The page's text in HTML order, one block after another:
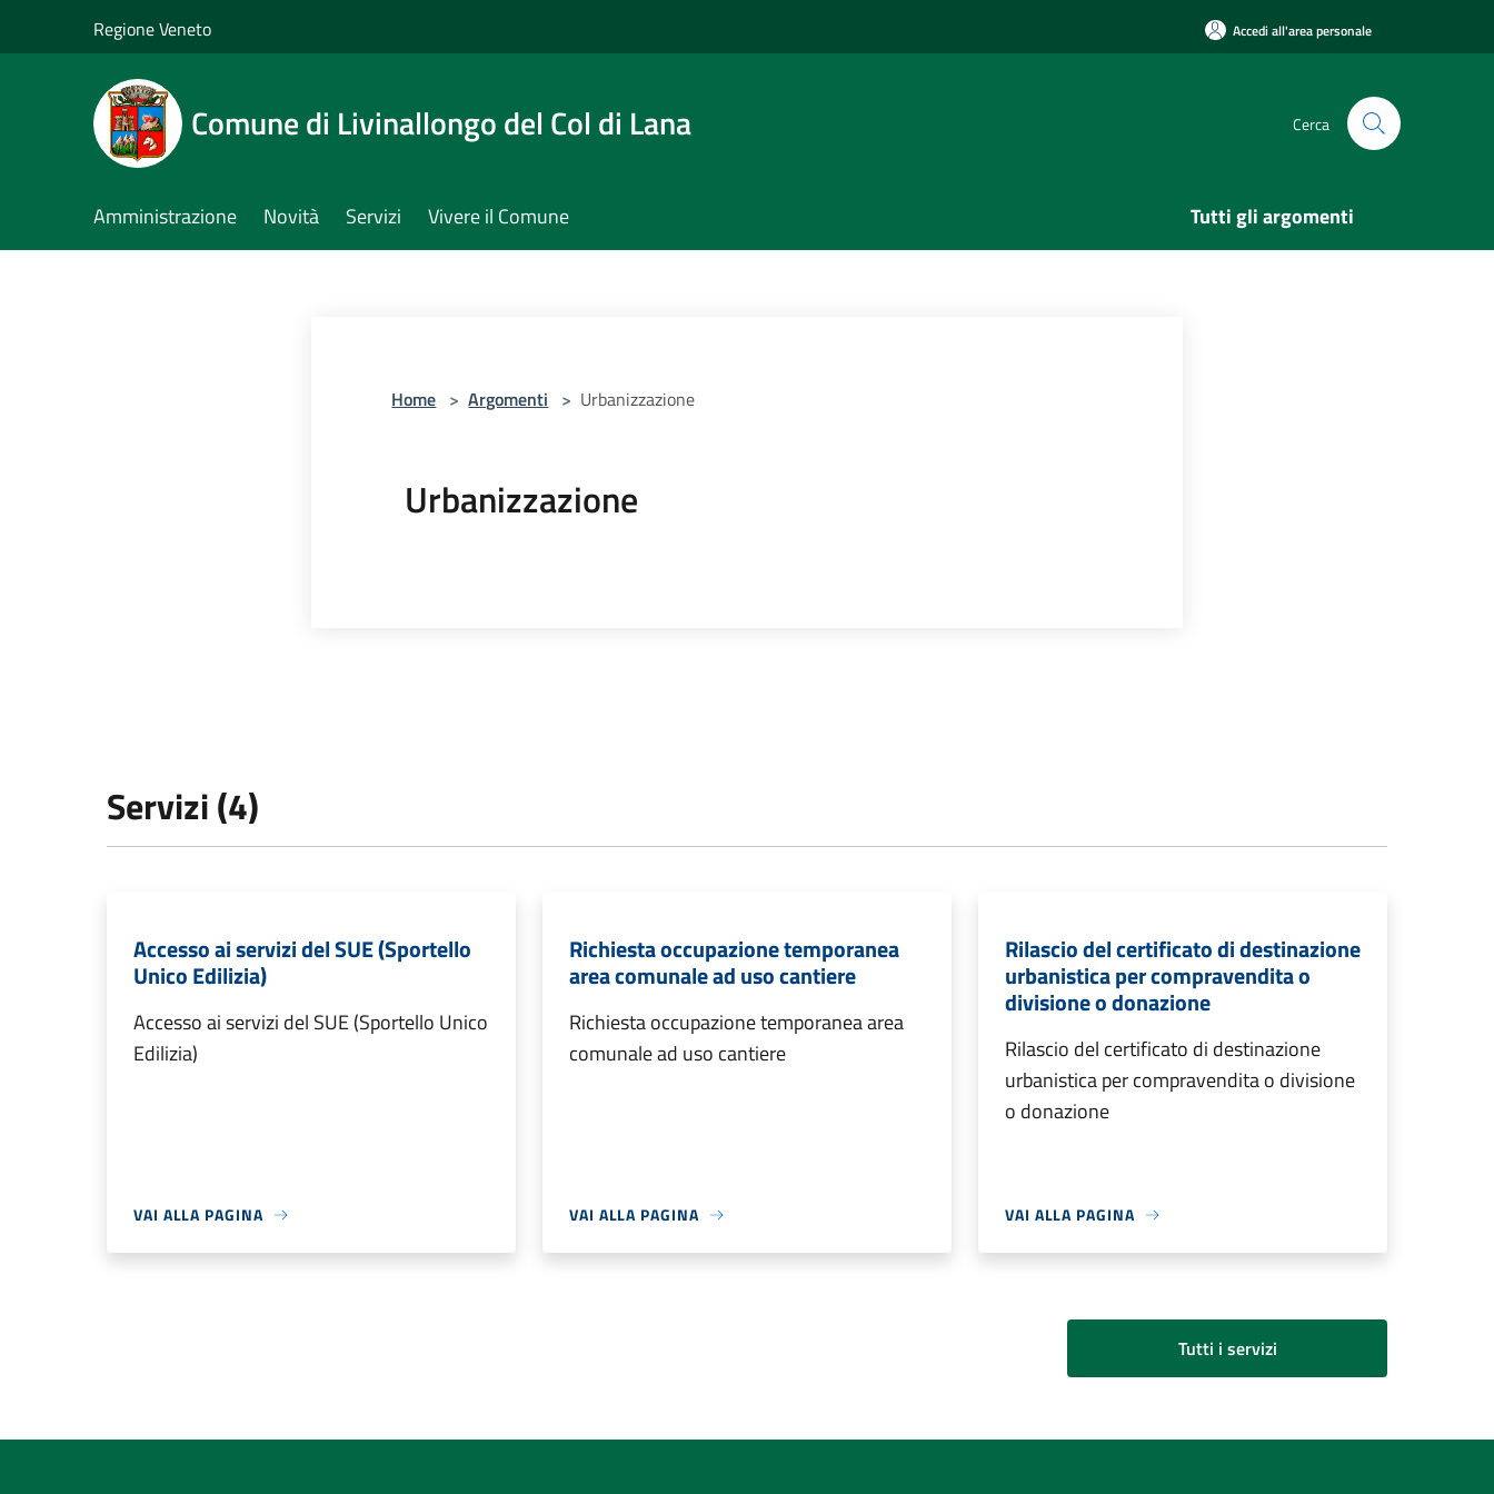
Regione Veneto Accedi all'area personale
Comune di Livinallongo del Col di Lana Cerca
Amministrazione Novità Servizi Vivere il Comune Tutti gli argomenti
Home > Argomenti > Urbanizzazione
Urbanizzazione
Servizi (4)
Accesso ai servizi del SUE (Sportello
Unico Edilizia)
Accesso ai servizi del SUE (Sportello Unico
Edilizia)
VAI ALLA PAGINA
Richiesta occupazione temporanea
area comunale ad uso cantiere
Richiesta occupazione temporanea area
comunale ad uso cantiere
VAI ALLA PAGINA
Rilascio del certificato di destinazione
urbanistica per compravendita o
divisione o donazione
Rilascio del certificato di destinazione
urbanistica per compravendita o divisione
o donazione
VAI ALLA PAGINA
Tutti i servizi